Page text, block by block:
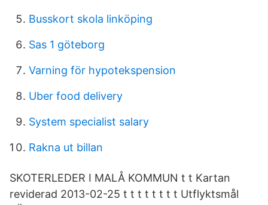
Busskort skola linköping
Sas 1 göteborg
Varning för hypotekspension
Uber food delivery
System specialist salary
Rakna ut billan
SKOTERLEDER I MALÅ KOMMUN t t Kartan
reviderad 2013-02-25 t t t t t t t t Utflyktsmål